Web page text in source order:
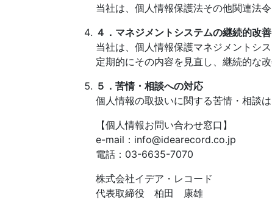
当社は、個人情報保護法その他関連法
４．マネジメントシステムの継続的改善
当社は、個人情報保護マネジメントシス
定期的にその内容を見直し、継続的な改
５．苦情・相談への対応
個人情報の取扱いに関する苦情・相談
【個人情報お問い合わせ窓口】
e-mail：info@idearecord.co.jp
電話：03-6635-7070
株式会社イデア・レコード
代表取締役 柏田 康雄